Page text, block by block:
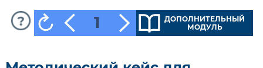
1
ДОПОЛНИТЕЛЬНЫЙ
МОДУЛЬ